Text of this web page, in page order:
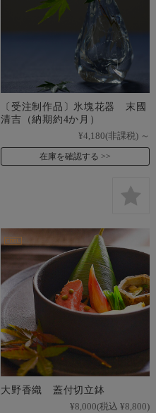
〔受注制作品〕氷塊花器 末國
清吉（納期約4か月）
¥4,180(非課税) ～
在庫を確認する
大野香織 蓋付切立鉢
¥8,000(税込 ¥8,800)